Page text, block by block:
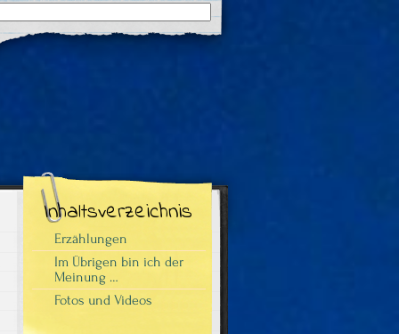
Inhaltsverzeichnis
Erzählungen
Im Übrigen bin ich der
Meinung …
Fotos und Videos